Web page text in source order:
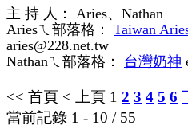
主 持 人： Aries、Nathan
Ariesㄟ部落格： Taiwan
aries@228.net.tw
Nathanㄟ部落格： 台灣奶神
<< 首頁 < 上頁 1 2 3 4 5 6
當前記錄 1 - 10 / 55